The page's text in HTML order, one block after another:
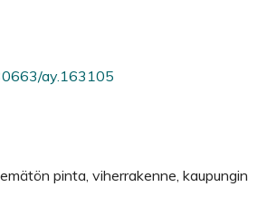
ay.163105
pinta, viherrakenne, kaupungin